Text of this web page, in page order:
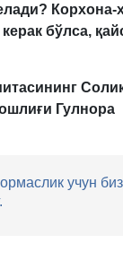
Корхона-
бўлса,
Гулнора
учун